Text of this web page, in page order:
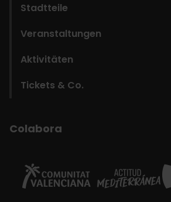
Stadtteile
Veranstaltungen
Aktivitäten
Tickets & Co.
Colabora